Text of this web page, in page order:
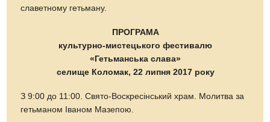
славетному гетьману.
ПРОГРАМА
культурно-мистецького фестивалю
«Гетьманська слава»
селище Коломак, 22 липня 2017 року
З 9:00 до 11:00. Свято-Воскресінський храм. Молитва за
гетьманом Іваном Мазепою.